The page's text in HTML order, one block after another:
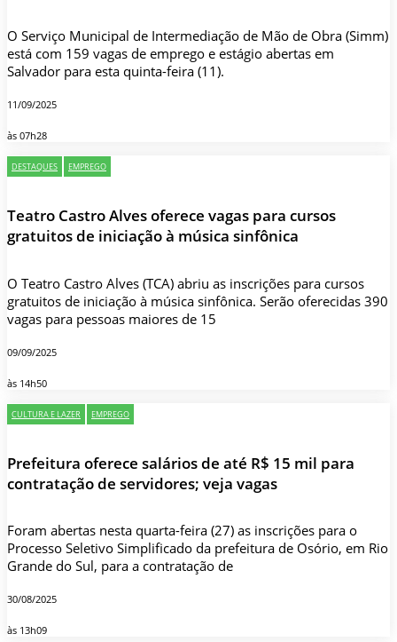
O Serviço Municipal de Intermediação de Mão de Obra (Simm)
está com 159 vagas de emprego e estágio abertas em
Salvador para esta quinta-feira (11).
11/09/2025
às 07h28
DESTAQUES EMPREGO
Teatro Castro Alves oferece vagas para cursos
gratuitos de iniciação à música sinfônica
O Teatro Castro Alves (TCA) abriu as inscrições para cursos
gratuitos de iniciação à música sinfônica. Serão oferecidas 390
vagas para pessoas maiores de 15
09/09/2025
às 14h50
CULTURA E LAZER EMPREGO
Prefeitura oferece salários de até R$ 15 mil para
contratação de servidores; veja vagas
Foram abertas nesta quarta-feira (27) as inscrições para o
Processo Seletivo Simplificado da prefeitura de Osório, em Rio
Grande do Sul, para a contratação de
30/08/2025
às 13h09